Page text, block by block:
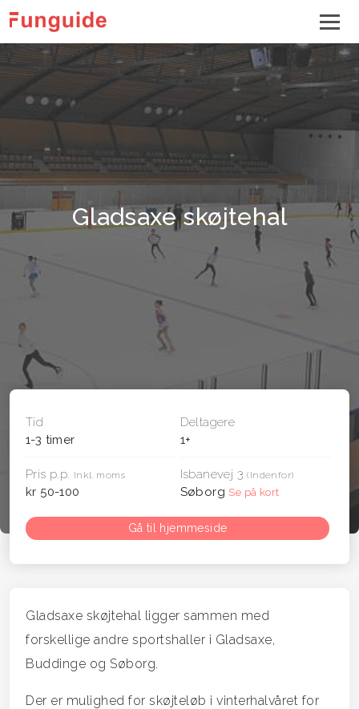
Gladsaxe skøjtehal
Tid
1-3 timer
Deltagere
1+
Pris p.p. Inkl. moms
kr 50-100
Isbanevej 3(Indenfor)
Søborg Se på kort
Gå til hjemmeside
Gladsaxe skøjtehal ligger sammen med
forskellige andre sportshaller i Gladsaxe,
Buddinge og Søborg.
Der er mulighed for skøjteløb i vinterhalvåret for